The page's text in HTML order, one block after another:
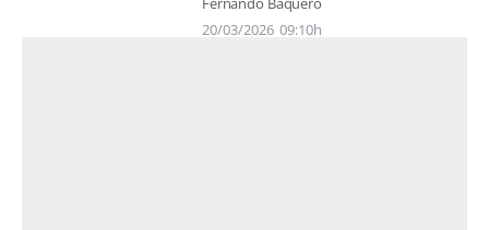
20/03/2026 09:10h